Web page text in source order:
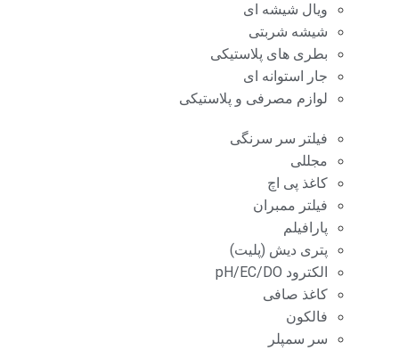
ویال شیشه ای
شیشه شربتی
بطری های پلاستیکی
جار استوانه ای
لوازم مصرفی و پلاستیکی
فیلتر سر سرنگی
مجللی
کاغذ پی اچ
فیلتر ممبران
پارافیلم
پتری دیش (پلیت)
الکترود pH/EC/DO
کاغذ صافی
فالکون
سر سمپلر